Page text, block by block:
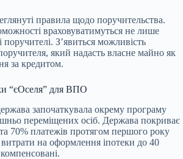
правила щодо поручительства.
враховуватимуться не лише
поручителі. З’явиться можливість
який надасть власне майно як
за кредитом.
“єОселя” для ВПО
започаткувала окрему програму
переміщених осіб. Держава покриває
70% платежів протягом першого року
на оформлення іпотеки до 40